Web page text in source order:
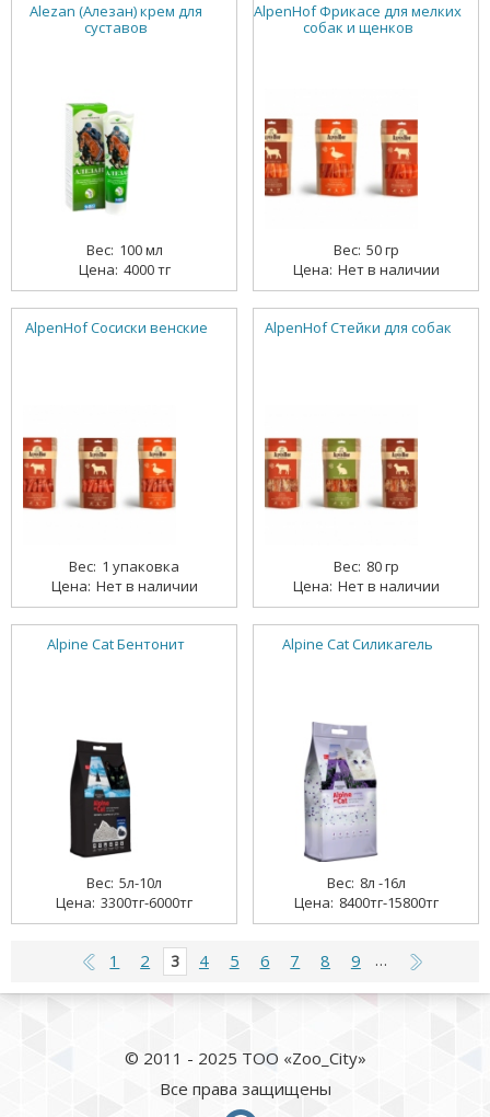
Alezan (Алезан) крем для
суставов
100 мл
4000 тг
AlpenHof Фрикасе для мелких
собак и щенков
50 гр
Нет в наличии
AlpenHof Сосиски венские
1 упаковка
Нет в наличии
AlpenHof Стейки для собак
80 гр
Нет в наличии
Alpine Cat Бентонит
5л-10л
3300тг-6000тг
Alpine Cat Силикагель
8л -16л
8400тг-15800тг
1 2 3 4 5 6 7 8 9 …
© 2011 - 2025 ТОО «Zoo_City»
Все права защищены